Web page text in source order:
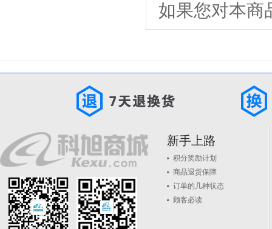
如果您对本商
新手上路
积分奖励计划
商品退货保障
订单的几种状态
顾客必读